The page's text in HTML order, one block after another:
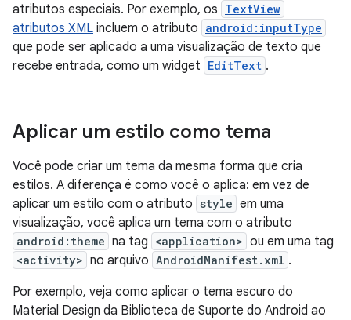
atributos especiais. Por exemplo, os TextView
atributos XML incluem o atributo android:inputType
que pode ser aplicado a uma visualização de texto que
recebe entrada, como um widget EditText .
Aplicar um estilo como tema
Você pode criar um tema da mesma forma que cria
estilos. A diferença é como você o aplica: em vez de
aplicar um estilo com o atributo style em uma
visualização, você aplica um tema com o atributo
android:theme na tag <application> ou em uma tag
<activity> no arquivo AndroidManifest.xml .
Por exemplo, veja como aplicar o tema escuro do
Material Design da Biblioteca de Suporte do Android ao